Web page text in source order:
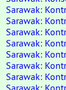
Sarawak:
Sarawak:
Sarawak:
Sarawak:
Sarawak:
Sarawak:
Sarawak:
Sarawak: